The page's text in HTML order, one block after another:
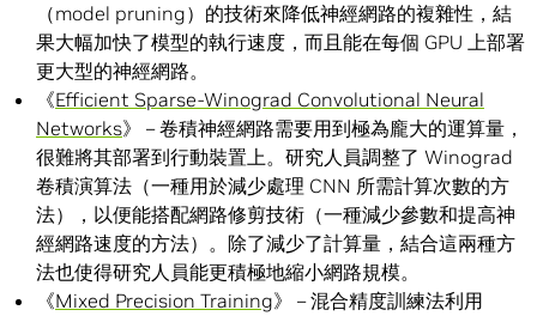
（model pruning）的技術來降低神經網路的複雜性，結
果大幅加快了模型的執行速度，而且能在每個 GPU 上部署
更大型的神經網路。
《Efficient Sparse-Winograd Convolutional Neural
Networks》 – 卷積神經網路需要用到極為龐大的運算量，
很難將其部署到行動裝置上。研究人員調整了 Winograd
卷積演算法（一種用於減少處理 CNN 所需計算次數的方
法），以便能搭配網路修剪技術（一種減少參數和提高神
經網路速度的方法）。除了減少了計算量，結合這兩種方
法也使得研究人員能更積極地縮小網路規模。
《Mixed Precision Training》 – 混合精度訓練法利用